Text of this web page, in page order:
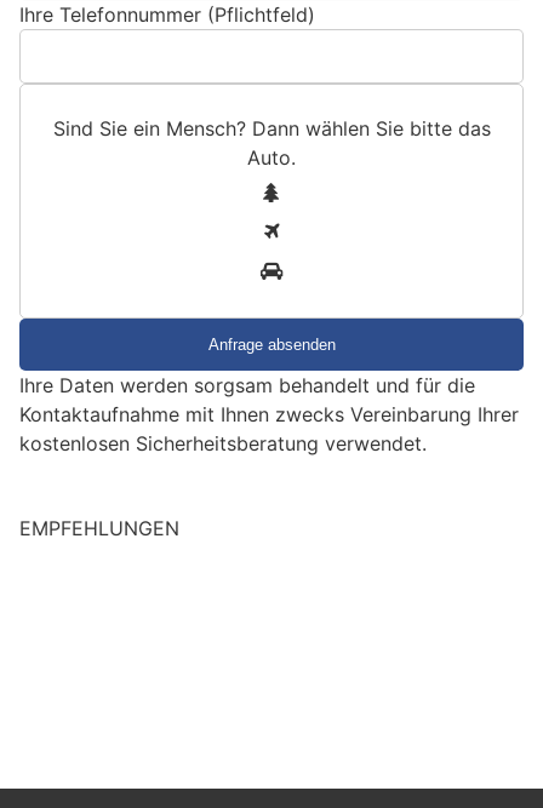
Ihre Telefonnummer (Pflichtfeld)
Sind Sie ein Mensch? Dann wählen Sie bitte das
Auto.
e
i
n
n
w
Ihre Daten werden sorgsam behandelt und für die
Kontaktaufnahme mit Ihnen zwecks Vereinbarung Ihrer
kostenlosen Sicherheitsberatung verwendet.